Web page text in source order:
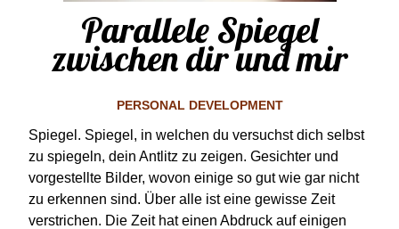
Parallele Spiegel
zwischen dir und mir
PERSONAL DEVELOPMENT
Spiegel. Spiegel, in welchen du versuchst dich selbst
zu spiegeln, dein Antlitz zu zeigen. Gesichter und
vorgestellte Bilder, wovon einige so gut wie gar nicht
zu erkennen sind. Über alle ist eine gewisse Zeit
verstrichen. Die Zeit hat einen Abdruck auf einigen